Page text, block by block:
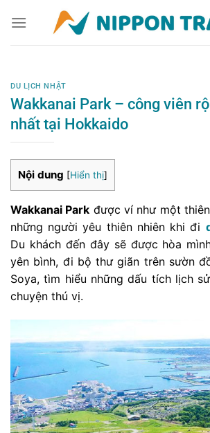
đến
nội
DU LỊCH NHẬT
Wakkanai Park – công viên
nhất tại Hokkaido
Nội dung [Hiển thị]
Wakkanai Park được ví như một
những người yêu thiên nhiên khi đi
Du khách đến đây sẽ được hòa
yên bình, đi bộ thư giãn trên sườn
Soya, tìm hiểu những dấu tích lịch
chuyện thú vị.